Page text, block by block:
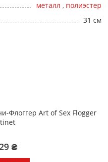
металл , полиэстер
31 см
Флоггер Art of Sex Flogger
₴